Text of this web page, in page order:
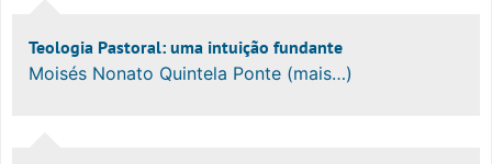
Teologia Pastoral: uma intuição fundante
Moisés Nonato Quintela Ponte (mais…)